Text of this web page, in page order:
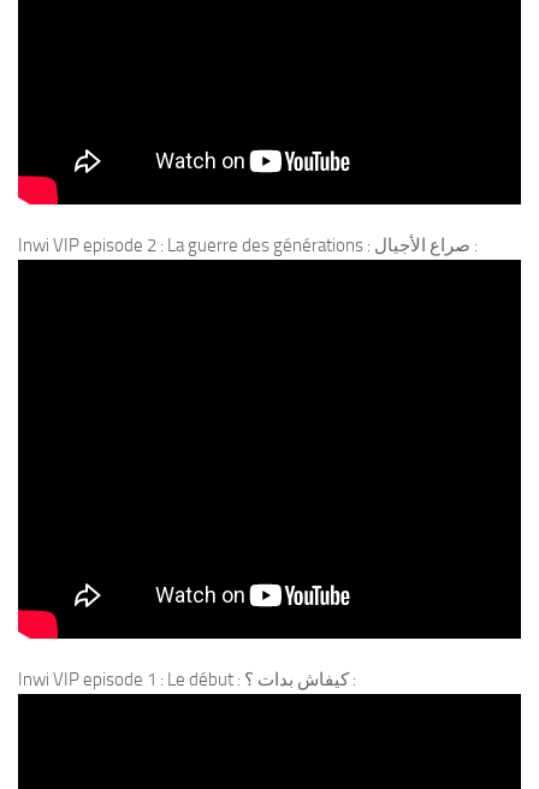
Inwi VIP episode 2 : La guerre des générations : صراع الأجيال :
Inwi VIP episode 1 : Le début : كيفاش بدات ؟ :